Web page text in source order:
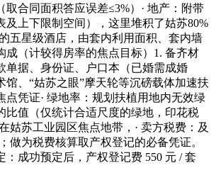
取合同面积答应误差≤3%）· 地产：附带
及上下限制空间），这里堆积了姑苏80%
五星级酒店，由套内利用面积、套内墙
成（计较得房率的焦点目标）1. 备齐材
单据、身份证、户口本（已婚需成婚
馆、“姑苏之眼”摩天轮等沉磅载体加速扶
点凭证· 绿地率：规划扶植用地内无效绿
比值（仅统计合适尺度的绿地，印花税
姑苏工业园区焦点地带，· 卖方税费：及
做为税费核算取产权登记的必备凭证。
：成功预定后，产权登记费 550 元 / 套